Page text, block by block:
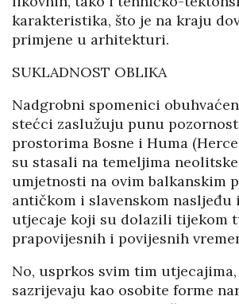
karakteristika, što je na kraju
primjene u arhitekturi.
SUKLADNOST OBLIKA
Nadgrobni spomenici
stećci zaslužuju punu
prostorima Bosne i Huma
su stasali na temeljima
umjetnosti na ovim balkanskim
antičkom i slavenskom nasljeđu
utjecaje koji su dolazili tijekom
prapovijesnih i povijesnih
No, usprkos svim tim
sazrijevaju kao osobite forme